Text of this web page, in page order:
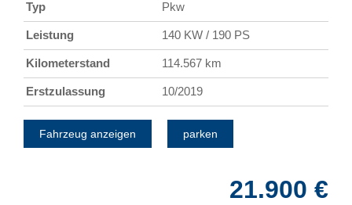
Typ Pkw
Leistung 140 KW / 190 PS
Kilometerstand 114.567 km
Erstzulassung 10/2019
Fahrzeug anzeigen parken
21.900 €